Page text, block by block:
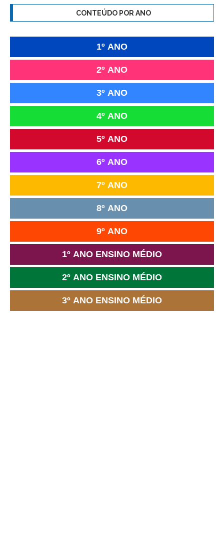
CONTEÚDO POR ANO
1º ANO
2º ANO
3º ANO
4º ANO
5º ANO
6º ANO
7º ANO
8º ANO
9º ANO
1º ANO ENSINO MÉDIO
2º ANO ENSINO MÉDIO
3º ANO ENSINO MÉDIO